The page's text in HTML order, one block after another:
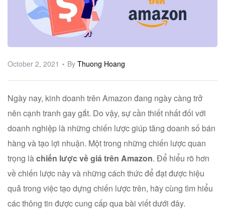
October 2, 2021 By Thuong Hoang
Ngày nay, kinh doanh trên Amazon đang ngày càng trở
nên cạnh tranh gay gắt. Do vậy, sự cần thiết nhất đối với
doanh nghiệp là những chiến lược giúp tăng doanh số bán
hàng và tạo lợi nhuận. Một trong những chiến lược quan
trọng làchiến lược về giá trên Amazon. Để hiểu rõ hơn
về chiến lược này và những cách thức để đạt được hiệu
quả trong việc tạo dựng chiến lược trên, hãy cùng tìm hiểu
các thông tin được cung cấp qua bài viết dưới đây.